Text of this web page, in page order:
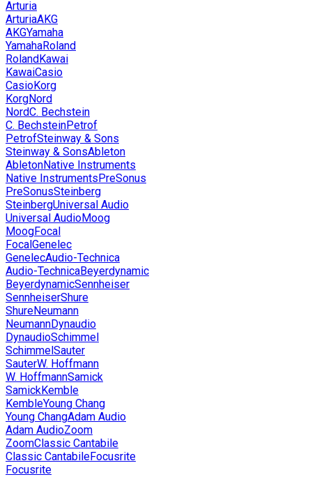
Arturia
ArturiaAKG
AKGYamaha
YamahaRoland
RolandKawai
KawaiCasio
CasioKorg
KorgNord
NordC. Bechstein
C. BechsteinPetrof
PetrofSteinway & Sons
Steinway & SonsAbleton
AbletonNative Instruments
Native InstrumentsPreSonus
PreSonusSteinberg
SteinbergUniversal Audio
Universal AudioMoog
MoogFocal
FocalGenelec
GenelecAudio-Technica
Audio-TechnicaBeyerdynamic
BeyerdynamicSennheiser
SennheiserShure
ShureNeumann
NeumannDynaudio
DynaudioSchimmel
SchimmelSauter
SauterW. Hoffmann
W. HoffmannSamick
SamickKemble
KembleYoung Chang
Young ChangAdam Audio
Adam AudioZoom
ZoomClassic Cantabile
Classic CantabileFocusrite
Focusrite